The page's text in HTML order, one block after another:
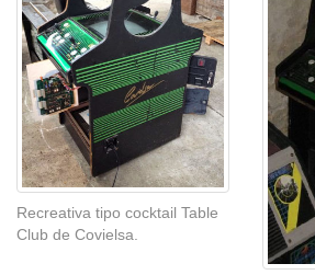
Recreativa tipo cocktail Table
Club de Covielsa.